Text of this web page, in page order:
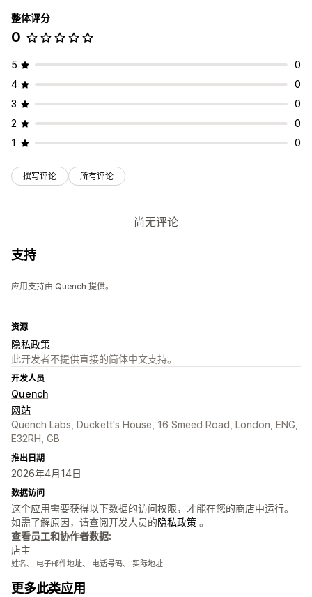
整体评分
0
5
0
4
0
3
0
2
0
1
0
撰写评论 所有评论
尚无评论
支持
应用支持由 Quench 提供。
资源
隐私政策
此开发者不提供直接的简体中文支持。
开发人员
Quench
网站
Quench Labs, Duckett's House, 16 Smeed Road, London, ENG,
E32RH, GB
推出日期
2026年4月14日
数据访问
这个应用需要获得以下数据的访问权限，才能在您的商店中运行。
如需了解原因，请查阅开发人员的隐私政策 。
查看员工和协作者数据:
店主
姓名、 电子邮件地址、 电话号码、 实际地址
更多此类应用